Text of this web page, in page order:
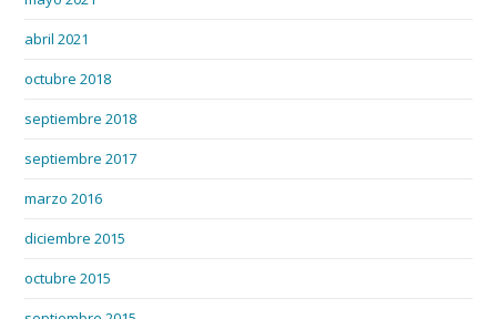
abril 2021
octubre 2018
septiembre 2018
septiembre 2017
marzo 2016
diciembre 2015
octubre 2015